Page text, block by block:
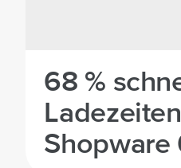
68 %
Shopware